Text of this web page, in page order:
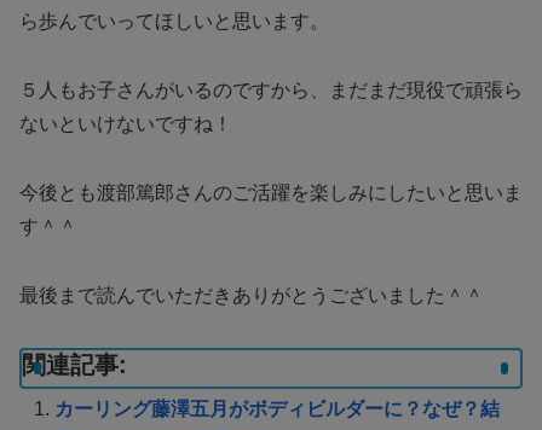
ら歩んでいってほしいと思います。
５人もお子さんがいるのですから、まだまだ現役で頑張ら
ないといけないですね！
今後とも渡部篤郎さんのご活躍を楽しみにしたいと思いま
す＾＾
最後まで読んでいただきありがとうございました＾＾
関連記事:
カーリング藤澤五月がボディビルダーに？なぜ？結